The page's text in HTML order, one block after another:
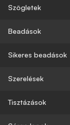
Szögletek
Beadások
Sikeres beadások
Szerelések
Tisztázások